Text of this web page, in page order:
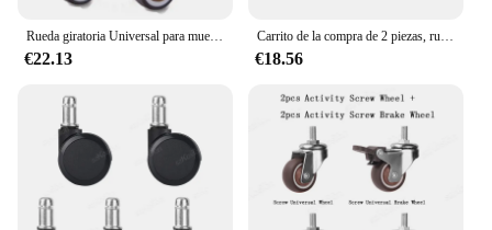
Rueda giratoria Universal para muebles, accesorio de goma suave para Carro de plataforma, 4 piezas, 1 ''/2''
€22.13
Carrito de la compra de 2 piezas, ruedas de repuesto, 6,5 pulgadas de diámetro, espuma de goma
€18.56